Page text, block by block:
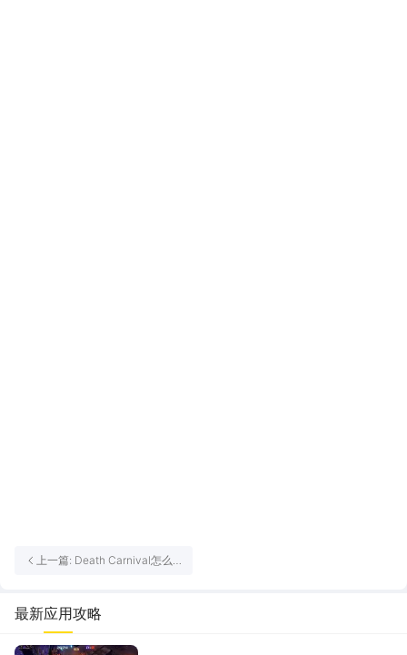
上一篇: Death Carnival怎么
Carnival？
最新应用攻略